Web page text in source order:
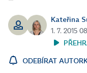
Kateřina
1. 7. 2015
ODEBÍRAT